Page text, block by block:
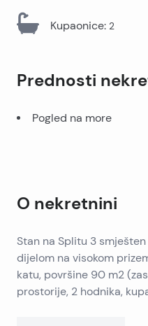
Kupaonice: 2
Prednosti
Pogled na more
O nekretnini
Stan na Splitu 3
dijelom na visokom
katu, površine 90 m2
prostorije, 2 hodnika,